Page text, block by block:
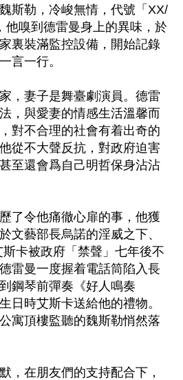
斯勒，冷峻無情，代號「XX/
他嗅到德雷曼身上的異味，於
裏裝滿監控設備，開始記錄
言一行。
，妻子是舞臺劇演員。德雷
，與愛妻的情感生活溫馨而
對不合理的社會有着出奇的
從不大聲反抗，對政府迫害
至還會爲自己明哲保身沾沾
了令他痛徹心扉的事，他獲
文藝部長烏諾的淫威之下、
卡被政府「禁聲」七年後不
雷曼一度握着電話筒陷入長
鋼琴前彈奏《好人鳴奏
日時艾斯卡送給他的禮物。
寓頂樓監聽的魏斯勒悄然落
，在朋友們的支持配合下，